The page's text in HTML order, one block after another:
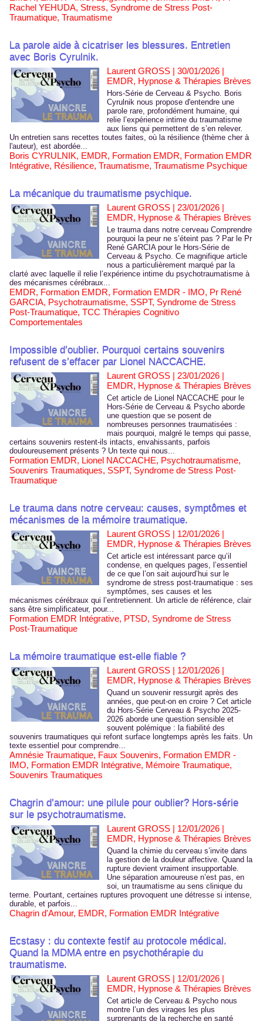
Rachel YEHUDA, Stress, Syndrome de Stress Post-
Traumatique, Traumatisme
La parole aide à cicatriser les blessures. Entretien
avec Boris Cyrulnik.
Laurent GROSS | 30/01/2026 |
EMDR, Hypnose & Thérapies Brèves
Hors-Série de Cerveau & Psycho. Boris
Cyrulnik nous propose d'entendre une
parole rare, profondément humaine, qui
relie l’expérience intime du traumatisme
aux liens qui permettent de s’en relever.
Un entretien sans recettes toutes faites, où la résilience (thème cher à
l'auteur), est abordée...
Boris CYRULNIK, EMDR, Formation EMDR, Formation EMDR
Intégrative, Résilience, Traumatisme, Traumatisme Psychique
La mécanique du traumatisme psychique.
Laurent GROSS | 23/01/2026 |
EMDR, Hypnose & Thérapies Brèves
Le trauma dans notre cerveau Comprendre
pourquoi la peur ne s’éteint pas ? Par le Pr
René GARCIA pour le Hors-Série de
Cerveau & Psycho. Ce magnifique article
nous a particulièrement marqué par la
clarté avec laquelle il relie l’expérience intime du psychotraumatisme à
des mécanismes cérébraux...
EMDR, Formation EMDR, Formation EMDR - IMO, Pr René
GARCIA, Psychotraumatisme, SSPT, Syndrome de Stress
Post-Traumatique, TCC Thérapies Cognitivo
Comportementales
Impossible d’oublier. Pourquoi certains souvenirs
refusent de s’effacer par Lionel NACCACHE.
Laurent GROSS | 23/01/2026 |
EMDR, Hypnose & Thérapies Brèves
Cet article de Lionel NACCACHE pour le
Hors-Série de Cerveau & Psycho aborde
une question que se posent de
nombreuses personnes traumatisées :
mais pourquoi, malgré le temps qui passe,
certains souvenirs restent-ils intacts, envahissants, parfois
douloureusement présents ? Un texte qui nous...
Formation EMDR, Lionel NACCACHE, Psychotraumatisme,
Souvenirs Traumatiques, SSPT, Syndrome de Stress Post-
Traumatique
Le trauma dans notre cerveau: causes, symptômes et
mécanismes de la mémoire traumatique.
Laurent GROSS | 12/01/2026 |
EMDR, Hypnose & Thérapies Brèves
Cet article est intéressant parce qu’il
condense, en quelques pages, l’essentiel
de ce que l’on sait aujourd’hui sur le
syndrome de stress post-traumatique : ses
symptômes, ses causes et les
mécanismes cérébraux qui l’entretiennent. Un article de référence, clair
sans être simplificateur, pour...
Formation EMDR Intégrative, PTSD, Syndrome de Stress
Post-Traumatique
La mémoire traumatique est-elle fiable ?
Laurent GROSS | 12/01/2026 |
EMDR, Hypnose & Thérapies Brèves
Quand un souvenir ressurgit après des
années, que peut-on en croire ? Cet article
du Hors-Série Cerveau & Psycho 2025-
2026 aborde une question sensible et
souvent polémique : la fiabilité des
souvenirs traumatiques qui refont surface longtemps après les faits. Un
texte essentiel pour comprendre...
Amnésie Traumatique, Faux Souvenirs, Formation EMDR -
IMO, Formation EMDR Intégrative, Mémoire Traumatique,
Souvenirs Traumatiques
Chagrin d’amour: une pilule pour oublier? Hors-série
sur le psychotraumatisme.
Laurent GROSS | 12/01/2026 |
EMDR, Hypnose & Thérapies Brèves
Quand la chimie du cerveau s’invite dans
la gestion de la douleur affective. Quand la
rupture devient vraiment insupportable.
Une séparation amoureuse n’est pas, en
soi, un traumatisme au sens clinique du
terme. Pourtant, certaines ruptures provoquent une détresse si intense,
durable, et parfois...
Chagrin d'Amour, EMDR, Formation EMDR Intégrative
Ecstasy : du contexte festif au protocole médical.
Quand la MDMA entre en psychothérapie du
traumatisme.
Laurent GROSS | 12/01/2026 |
EMDR, Hypnose & Thérapies Brèves
Cet article de Cerveau & Psycho nous
montre l’un des virages les plus
surprenants de la recherche en santé